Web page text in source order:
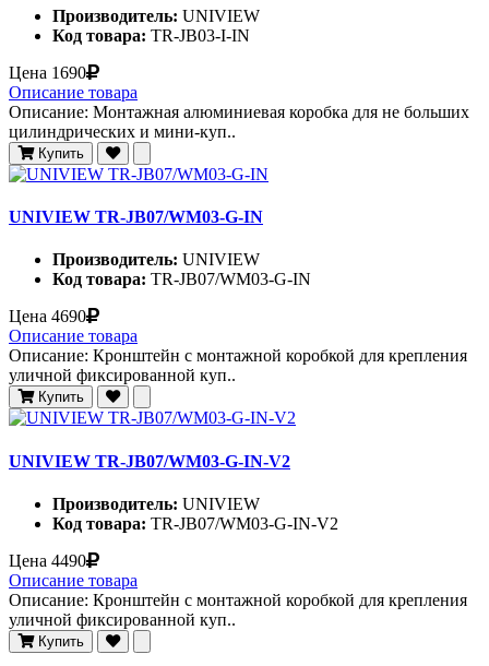
Производитель: UNIVIEW
Код товара: TR-JB03-I-IN
Цена 1690
Описание товара
Описание: Монтажная алюминиевая коробка для не больших
цилиндрических и мини-куп..
Купить
UNIVIEW TR-JB07/WM03-G-IN
Производитель: UNIVIEW
Код товара: TR-JB07/WM03-G-IN
Цена 4690
Описание товара
Описание: Кронштейн с монтажной коробкой для крепления
уличной фиксированной куп..
Купить
UNIVIEW TR-JB07/WM03-G-IN-V2
Производитель: UNIVIEW
Код товара: TR-JB07/WM03-G-IN-V2
Цена 4490
Описание товара
Описание: Кронштейн с монтажной коробкой для крепления
уличной фиксированной куп..
Купить